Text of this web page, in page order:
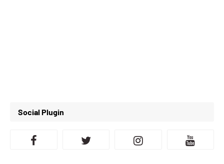
Social Plugin